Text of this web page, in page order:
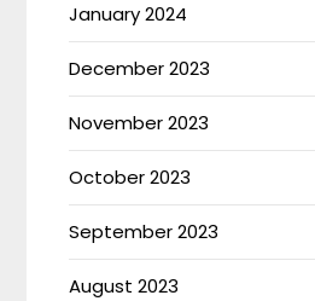
January 2024
December 2023
November 2023
October 2023
September 2023
August 2023